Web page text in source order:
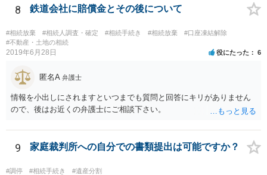
8 鉄道会社に賠償金とその後について
#相続放棄 #相続人調査・確定 #相続手続き #相続放棄
#口座凍結解除
#不動産・土地の相続
2019年6月28日 役にたった 6
匿名A 弁護士
情報を小出しにされますといつまでも質問と回答にキリがありません
ので、後はお近くの弁護士にご相談下さい。
9 家庭裁判所への自分での書類提出は可能ですか？
#調停 #相続手続き #遺産分割